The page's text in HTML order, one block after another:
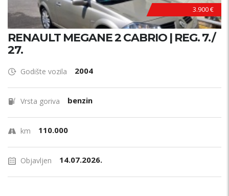
3.900 €
RENAULT MEGANE 2 CABRIO | REG. 7./
27.
Godište vozila 2004
Vrsta goriva benzin
km 110.000
Objavljen 14.07.2026.